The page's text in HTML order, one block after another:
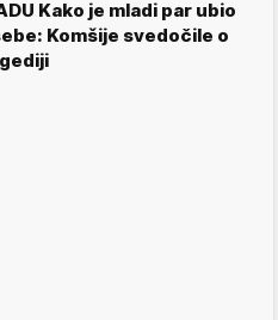
Kako je mladi par ubio
Komšije svedočile o